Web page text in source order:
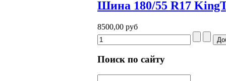
Шина 180/55 R17
8500,00 руб
Поиск по сайту